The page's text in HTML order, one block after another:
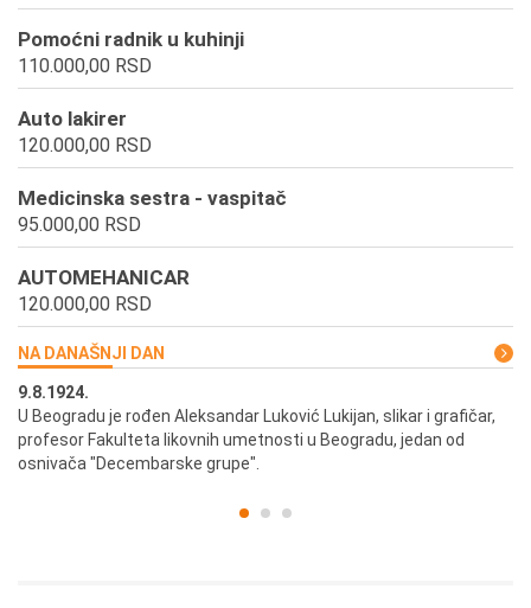
Pomoćni radnik u kuhinji
110.000,00 RSD
Auto lakirer
120.000,00 RSD
Medicinska sestra - vaspitač
95.000,00 RSD
AUTOMEHANICAR
120.000,00 RSD
NA DANAŠNJI DAN
9.8.1924.
U Beogradu je rođen Aleksandar Luković Lukijan, slikar i grafičar,
profesor Fakulteta likovnih umetnosti u Beogradu, jedan od
osnivača "Decembarske grupe".